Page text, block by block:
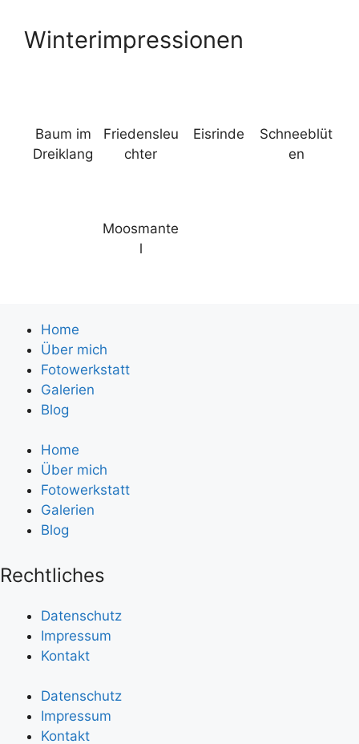
Winterimpressionen
Baum im
Dreiklang
Friedensleu
chter
Eisrinde
Schneeblüt
en
Moosmante
l
Home
Über mich
Fotowerkstatt
Galerien
Blog
Home
Über mich
Fotowerkstatt
Galerien
Blog
Rechtliches
Datenschutz
Impressum
Kontakt
Datenschutz
Impressum
Kontakt